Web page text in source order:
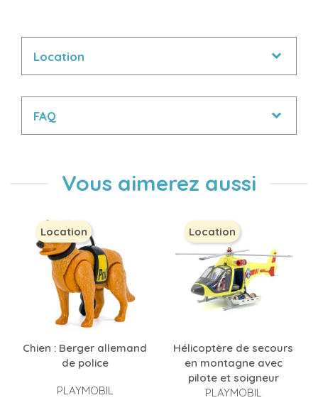
Location
FAQ
Vous aimerez aussi
Chien : Berger allemand
de police
PLAYMOBIL
Location
Hélicoptère de secours
en montagne avec
pilote et soigneur
PLAYMOBIL
Location